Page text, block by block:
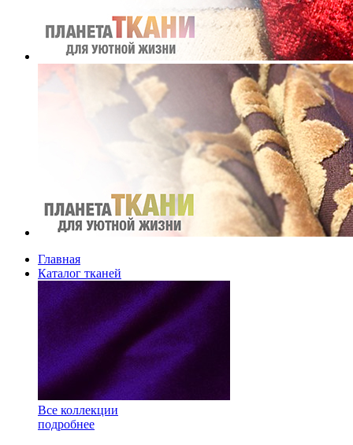
Главная
Каталог тканей
Все коллекции
подробнее